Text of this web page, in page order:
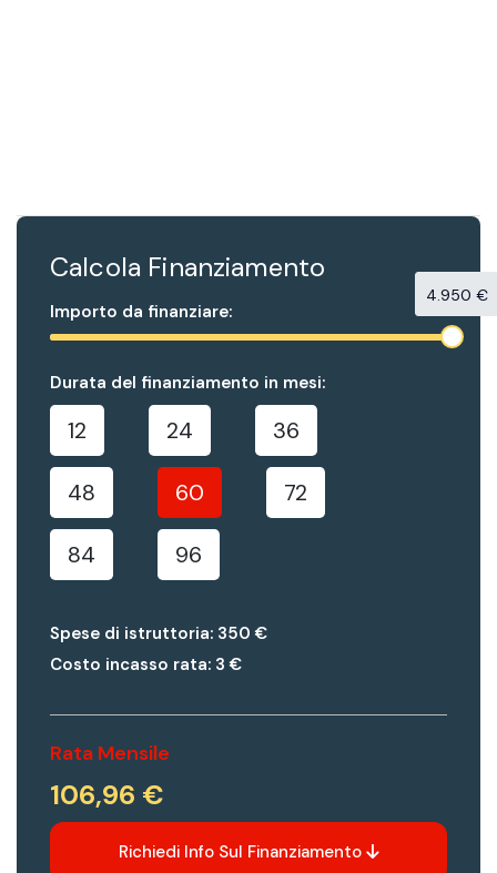
Calcola Finanziamento
Importo da finanziare:
4.950 €
Durata del finanziamento in mesi:
12 24 36
48 60 72
84 96
Spese di istruttoria: 350 €
Costo incasso rata: 3 €
Rata Mensile
106,96 €
Richiedi Info Sul Finanziamento